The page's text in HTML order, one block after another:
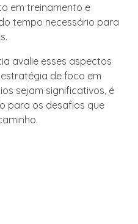
em treinamento e
tempo necessário para
avalie esses aspectos
de foco em
sejam significativos, é
para os desafios que